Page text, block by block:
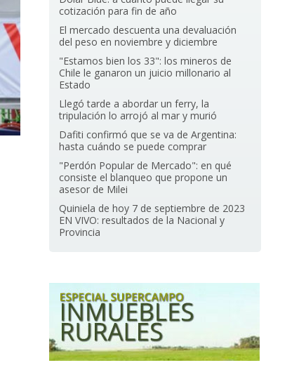
cotización para fin de año
El mercado descuenta una devaluación
del peso en noviembre y diciembre
"Estamos bien los 33": los mineros de
Chile le ganaron un juicio millonario al
Estado
Llegó tarde a abordar un ferry, la
tripulación lo arrojó al mar y murió
Dafiti confirmó que se va de Argentina:
hasta cuándo se puede comprar
"Perdón Popular de Mercado": en qué
consiste el blanqueo que propone un
asesor de Milei
Quiniela de hoy 7 de septiembre de 2023
EN VIVO: resultados de la Nacional y
Provincia